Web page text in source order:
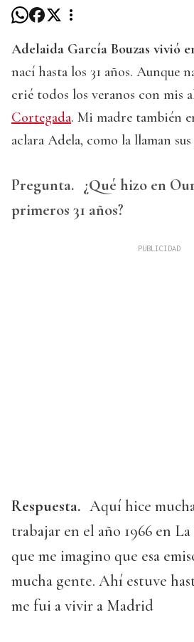
Adelaida García Bouzas vivió
nací hasta los 31 años. Aunque
crié todos los veranos con mis
Cortegada. Mi madre también
aclara Adela, como la llaman
Pregunta. ¿Qué hizo en
primeros 31 años?
Respuesta. Aquí hice
trabajar en el año 1966 en
que me imagino que esa
mucha gente. Ahí estuve
me fui a vivir a Madrid